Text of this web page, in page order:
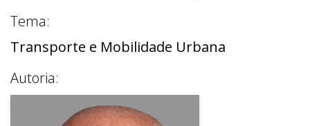
Tema:
Transporte e Mobilidade Urbana
Autoria: